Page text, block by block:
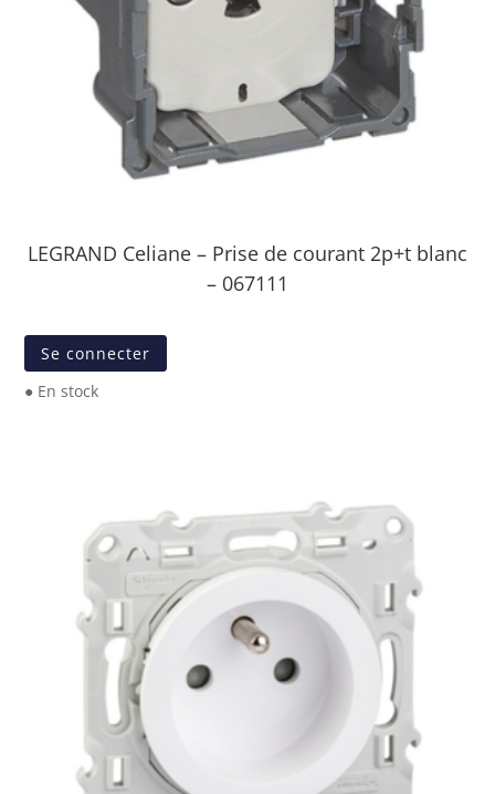
LEGRAND Celiane – Prise de courant 2p+t blanc
– 067111
Se connecter
● En stock